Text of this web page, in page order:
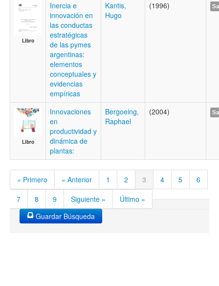
Libro
Inercia e
innovación en
las conductas
estratégicas
de las pymes
argentinas:
elementos
conceptuales y
evidencias
empíricas
Kantis,
Hugo
(1996)
Libro
Innovaciones
en
productividad y
dinámica de
plantas:
Bergoeing,
Raphael
(2004)
« Primero « Anterior 1 2 3 4 5
6
7
8 9 Siguiente »
Último »
Guardar Búsqueda